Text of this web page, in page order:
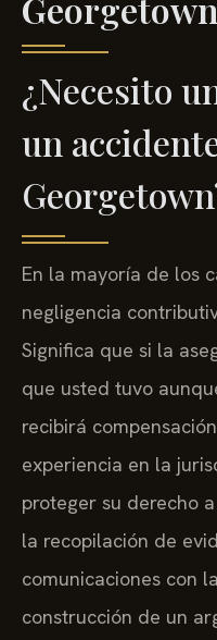
¿Necesito
un
En la mayoría de los
negligencia
Significa que si la
que usted tuvo
recibirá
experiencia en la
proteger su derecho
la recopilación de
comunicaciones con
construcción de un